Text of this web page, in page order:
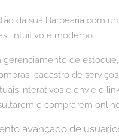
da sua Barbearia com
intuitivo e moderno.
gerenciamento de
cadastro de
interativos e envie o
e comprarem
avançado de